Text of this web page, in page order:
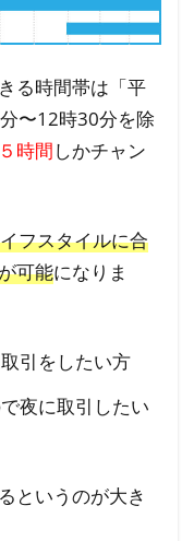
る時間帯は「平
〜12時30分を除
５時間しかチャン
フスタイルに合
可能になりま
引をしたい方
夜に取引したい
というのが大き